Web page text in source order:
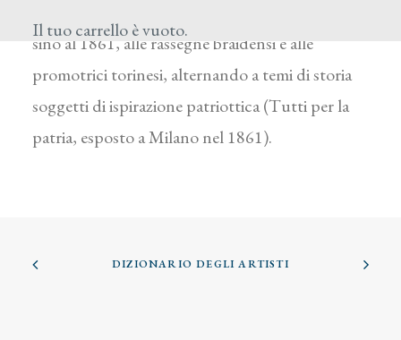
Il tuo carrello è vuoto.
sino al 1861, alle rassegne braidensi e alle
promotrici torinesi, alternando a temi di storia
soggetti di ispirazione patriottica (Tutti per la
patria, esposto a Milano nel 1861).
DIZIONARIO DEGLI ARTISTI